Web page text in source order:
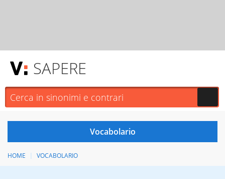
SAPERE
HOME VOCABOLARIO